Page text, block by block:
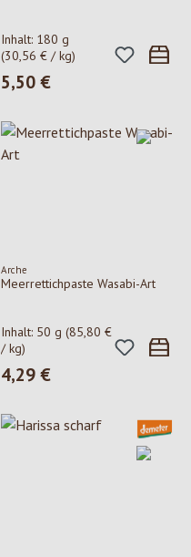
Inhalt: 180 g
(30,56 € / kg)
Regulärer Preis:
5,50 €
Arche
Meerrettichpaste Wasabi-Art
Inhalt: 50 g (85,80 €
/ kg)
Regulärer Preis:
4,29 €